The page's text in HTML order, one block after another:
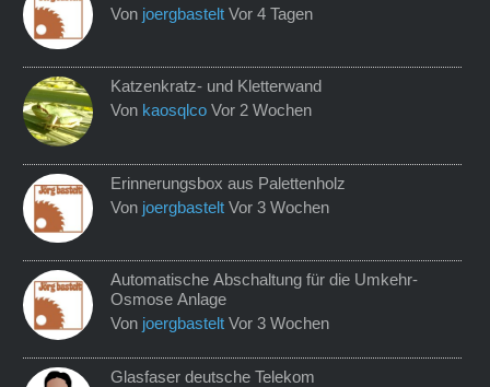
Von joergbastelt Vor 4 Tagen
Katzenkratz- und Kletterwand
Von kaosqlco Vor 2 Wochen
Erinnerungsbox aus Palettenholz
Von joergbastelt Vor 3 Wochen
Automatische Abschaltung für die Umkehr-
Osmose Anlage
Von joergbastelt Vor 3 Wochen
Glasfaser deutsche Telekom